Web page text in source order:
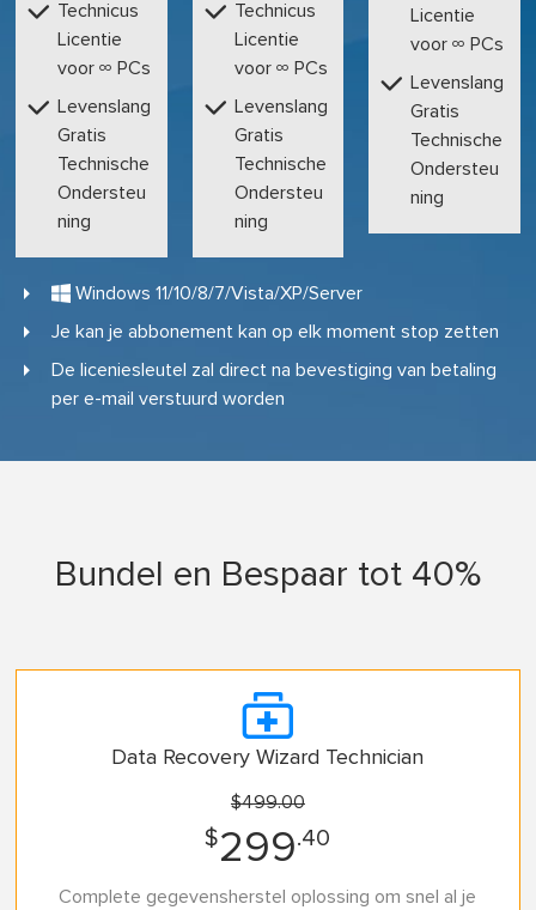
Technicus
Licentie
voor ∞ PCs
Levenslang
Gratis
Technische
Ondersteu
ning
Technicus
Licentie
voor ∞ PCs
Levenslang
Gratis
Technische
Ondersteu
ning
Licentie
voor ∞ PCs
Levenslang
Gratis
Technische
Ondersteu
ning
 Windows 11/10/8/7/Vista/XP/Server
Je kan je abbonement kan op elk moment stop zetten
De liceniesleutel zal direct na bevestiging van betaling
per e-mail verstuurd worden
Bundel en Bespaar tot 40%

Data Recovery Wizard Technician
$499.00
$299.40
Complete gegevensherstel oplossing om snel al je